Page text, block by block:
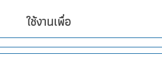
ใช้งานเพื่อ